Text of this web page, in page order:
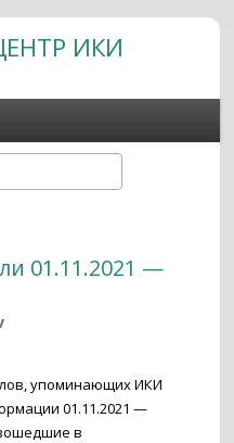
ИКИ
01.11.2021 —
упоминающих ИКИ
01.11.2021 —
в